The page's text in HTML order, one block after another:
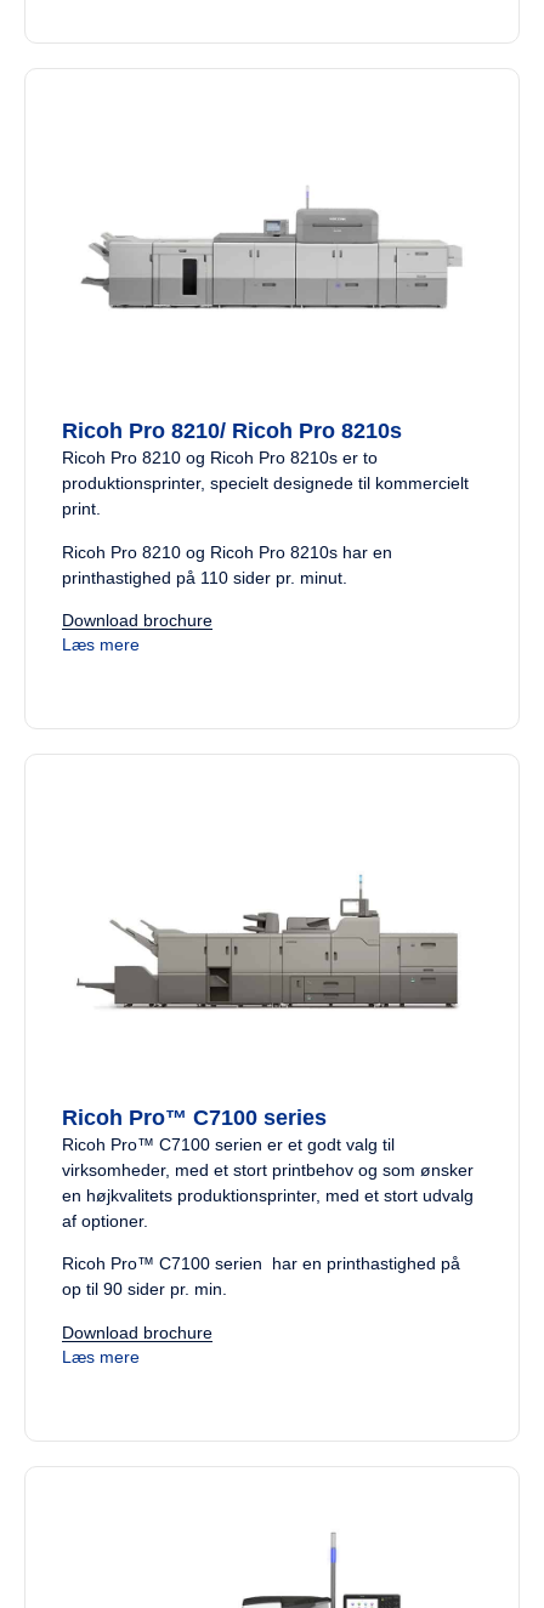
Ricoh Pro 8210/ Ricoh Pro 8210s
Ricoh Pro 8210 og Ricoh Pro 8210s er to
produktionsprinter, specielt designede til kommercielt
print.
Ricoh Pro 8210 og Ricoh Pro 8210s har en
printhastighed på 110 sider pr. minut.
Download brochure
Læs mere
Ricoh Pro™ C7100 series
Ricoh Pro™ C7100 serien er et godt valg til
virksomheder, med et stort printbehov og som ønsker
en højkvalitets produktionsprinter, med et stort udvalg
af optioner.
Ricoh Pro™ C7100 serien har en printhastighed på
op til 90 sider pr. min.
Download brochure
Læs mere